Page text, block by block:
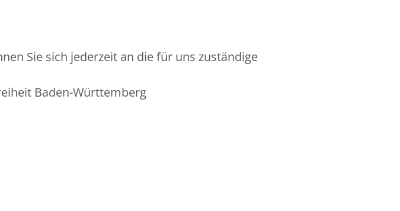
Sie sich jederzeit an die für uns zuständige
Baden-Württemberg